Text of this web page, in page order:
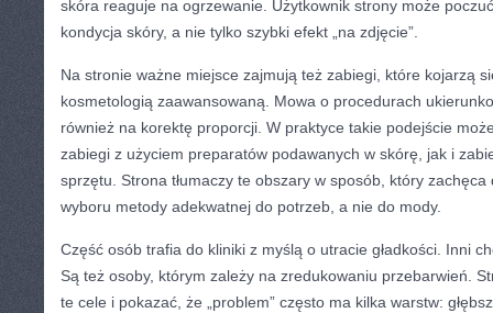
skóra reaguje na ogrzewanie. Użytkownik strony może
kondycja skóry, a nie tylko szybki efekt „na zdjęcie”.
Na stronie ważne miejsce zajmują też zabiegi, które kojarzą
kosmetologią zaawansowaną. Mowa o procedurach
również na korektę proporcji. W praktyce takie podejście
zabiegi z użyciem preparatów podawanych w skórę, jak i
sprzętu. Strona tłumaczy te obszary w sposób, który
wyboru metody adekwatnej do potrzeb, a nie do mody.
Część osób trafia do kliniki z myślą o utracie gładkości. Inni
Są też osoby, którym zależy na zredukowaniu przebarwień.
te cele i pokazać, że „problem” często ma kilka warstw: